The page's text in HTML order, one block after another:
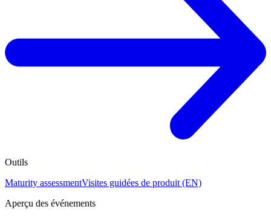
Outils
Maturity assessmentVisites guidées de produit (EN)
Aperçu des événements